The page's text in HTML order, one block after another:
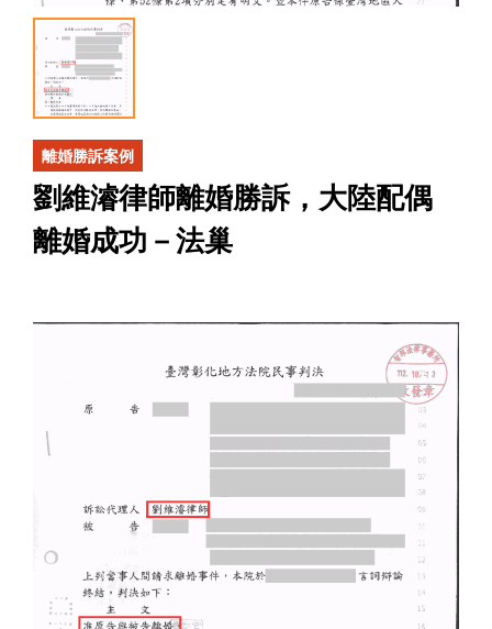
離婚勝訴案例
劉維濬律師離婚勝訴，大陸配偶
離婚成功－法巢